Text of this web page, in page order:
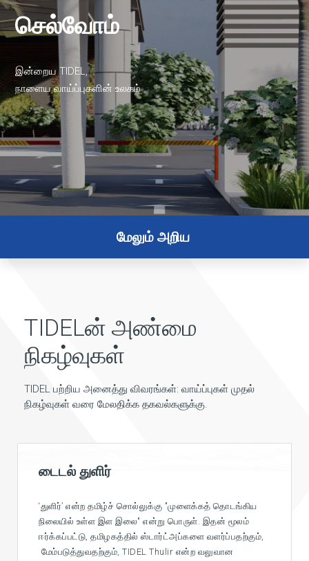
செல்வோம்
இன்றைய TIDEL,
நாளைய வாய்ப்புகளின் உலகம்
மேலும் அறிய
TIDELன் அண்மை
நிகழ்வுகள்
TIDEL பற்றிய அனைத்து விவரங்கள்: வாய்ப்புகள் முதல்
நிகழ்வுகள் வரை மேலதிக்க தகவல்களுக்கு.
டைடல் நியோ
TIDEL Neo ஒரு எதிர்கால தளமாக இருக்கும், இது
தமிழ்நாட்டின் IT மற்றும் வணிக தொடக்க சூழலை
தொலைநோக்குப்பார்வையோடு அடைகாக்கும். இந்த
முன்முயற்சியானது மாநிலத்தில் உள்ள அனைத்துப்